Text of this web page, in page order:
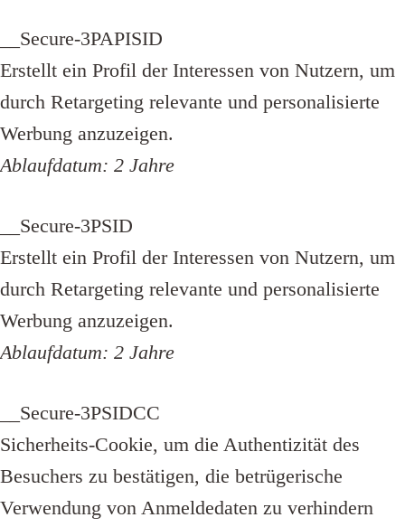
__Secure-3PAPISID
Erstellt ein Profil der Interessen von Nutzern, um
durch Retargeting relevante und personalisierte
Werbung anzuzeigen.
Ablaufdatum: 2 Jahre
__Secure-3PSID
Erstellt ein Profil der Interessen von Nutzern, um
durch Retargeting relevante und personalisierte
Werbung anzuzeigen.
Ablaufdatum: 2 Jahre
__Secure-3PSIDCC
Sicherheits-Cookie, um die Authentizität des
Besuchers zu bestätigen, die betrügerische
Verwendung von Anmeldedaten zu verhindern